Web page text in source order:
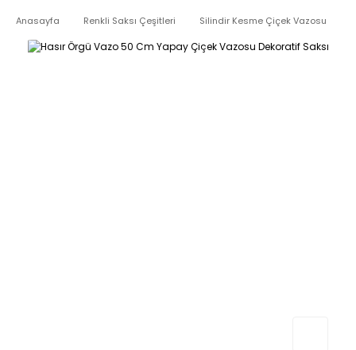
Anasayfa Renkli Saksı Çeşitleri Silindir Kesme Çiçek Vazosu